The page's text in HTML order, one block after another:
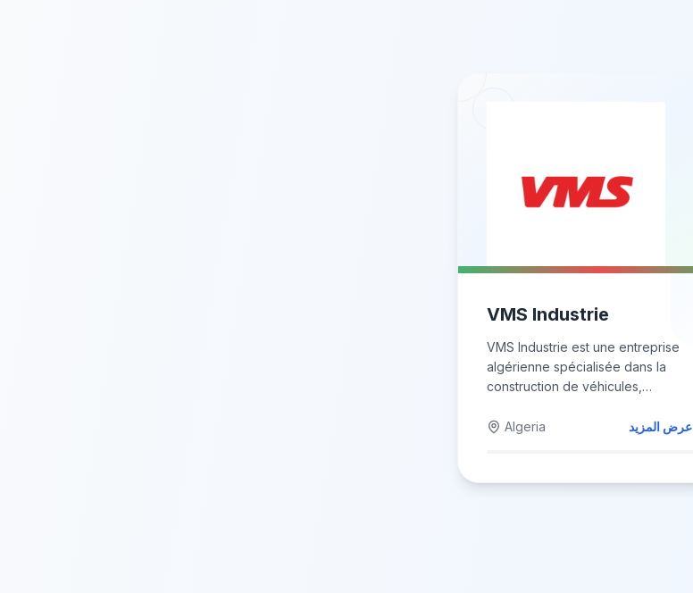
VMS Industrie
VMS Industrie est une entreprise
algérienne spécialisée dans la
construction de véhicules,
Algeria
عرض المزيد